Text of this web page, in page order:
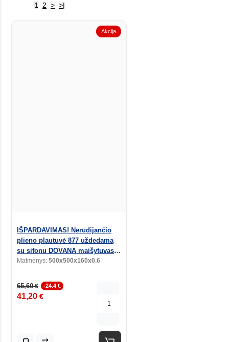
1 2 > >|
Akcija
IŠPARDAVIMAS! Nerūdijančio
plieno plautuvė 877 uždedama
su sifonu DOVANA maišytuvas
virtuvinis A2208
Matmenys: 500x500x160x0.6
65,60€ -24.4 €
41,20 €